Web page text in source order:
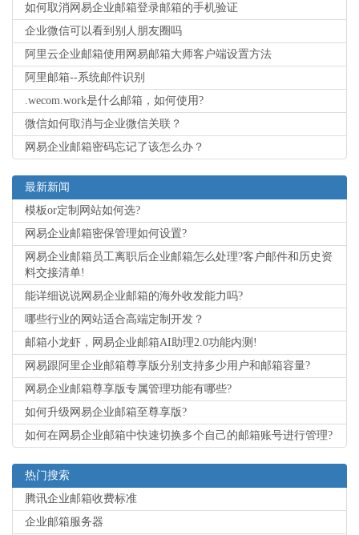
如何取消网易企业邮箱登录邮箱的手机验证
企业微信可以看到别人朋友圈吗
阿里云企业邮箱使用网易邮箱大师客户端设置方法
阿里邮箱--系统邮件识别
.wecom.work是什么邮箱，如何使用?
微信如何取消与企业微信关联？
网易企业邮箱密码忘记了该怎么办？
最新新闻
模板or定制网站如何选?
网易企业邮箱密保管理如何设置?
网易企业邮箱员工离职后企业邮箱怎么处理?客户邮件和历史资
料交接清单!
能详细说说网易企业邮箱的海外收发能力吗?
哪些行业的网站适合高端定制开发？
邮箱小龙虾，网易企业邮箱AI助理2.0功能内测!
网易跟阿里企业邮箱尊享版分别支持多少用户和邮箱容量?
网易企业邮箱尊享版专属管理功能有哪些?
如何升级网易企业邮箱至尊享版?
如何在网易企业邮箱中快速切换多个自己的邮箱账号进行管理?
热门搜索
腾讯企业邮箱收费标准
企业邮箱服务器